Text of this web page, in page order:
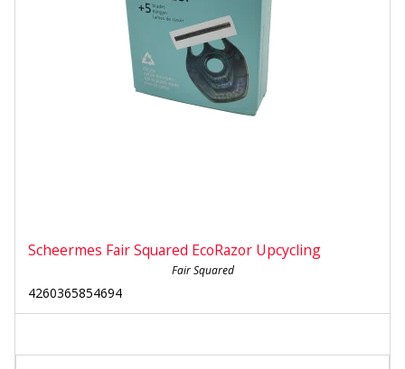
Scheermes Fair Squared EcoRazor Upcycling
Fair Squared
4260365854694